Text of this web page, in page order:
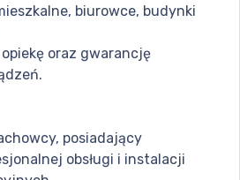
biurowce, budynki
oraz gwarancję
posiadający
obsługi i instalacji